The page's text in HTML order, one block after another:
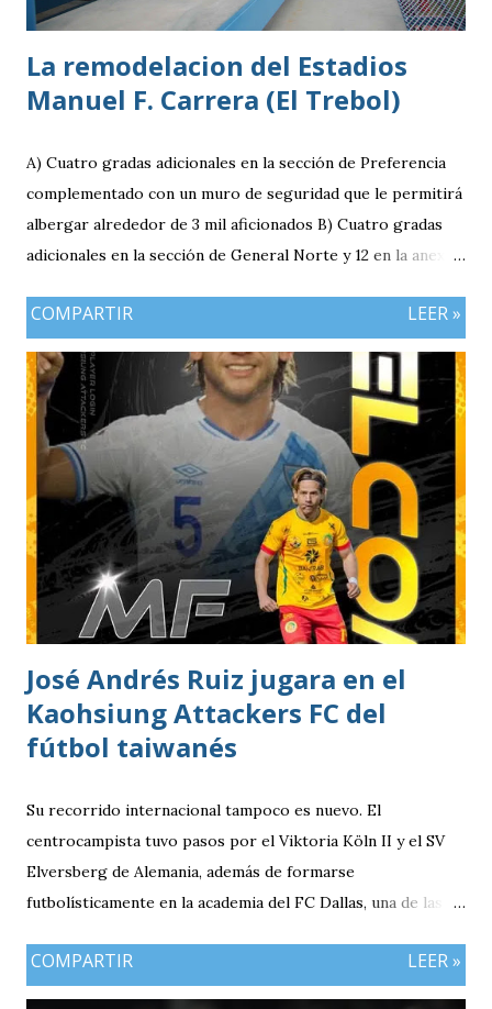
La remodelacion del Estadios
Manuel F. Carrera (El Trebol)
A) Cuatro gradas adicionales en la sección de Preferencia
complementado con un muro de seguridad que le permitirá
albergar alrededor de 3 mil aficionados B) Cuatro gradas
adicionales en la sección de General Norte y 12 en la anexa
El área de la General Sur con entrada independiente será
ahora la localidad para los visitantes. En resumen el aforo
del estadio queda ahora en 7 mil aficionados. Este domingo
se implementará un parqueo cuyo costo es de Q25
quetzales pero tiene un cupo limitadp. Continúa vigente el
servicio anterior en donde los aficionados se podrán
estacionar en el Parqueo de Tikal Futura. via.
COMPARTIR LEER »
José Andrés Ruiz jugara en el
Kaohsiung Attackers FC del
fútbol taiwanés
Su recorrido internacional tampoco es nuevo. El
centrocampista tuvo pasos por el Viktoria Köln II y el SV
Elversberg de Alemania, además de formarse
futbolísticamente en la academia del FC Dallas, una de las
experiencia que marcó el inicio de su desarrollo como
profesional. Ahora, el guatemalteco se incorpora al
COMPARTIR LEER »